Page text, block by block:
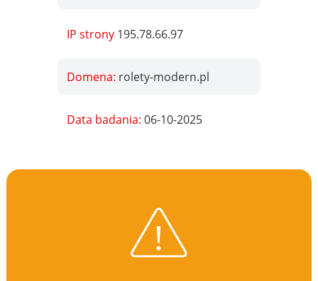
IP strony 195.78.66.97
Domena: rolety-modern.pl
Data badania:06-10-2025